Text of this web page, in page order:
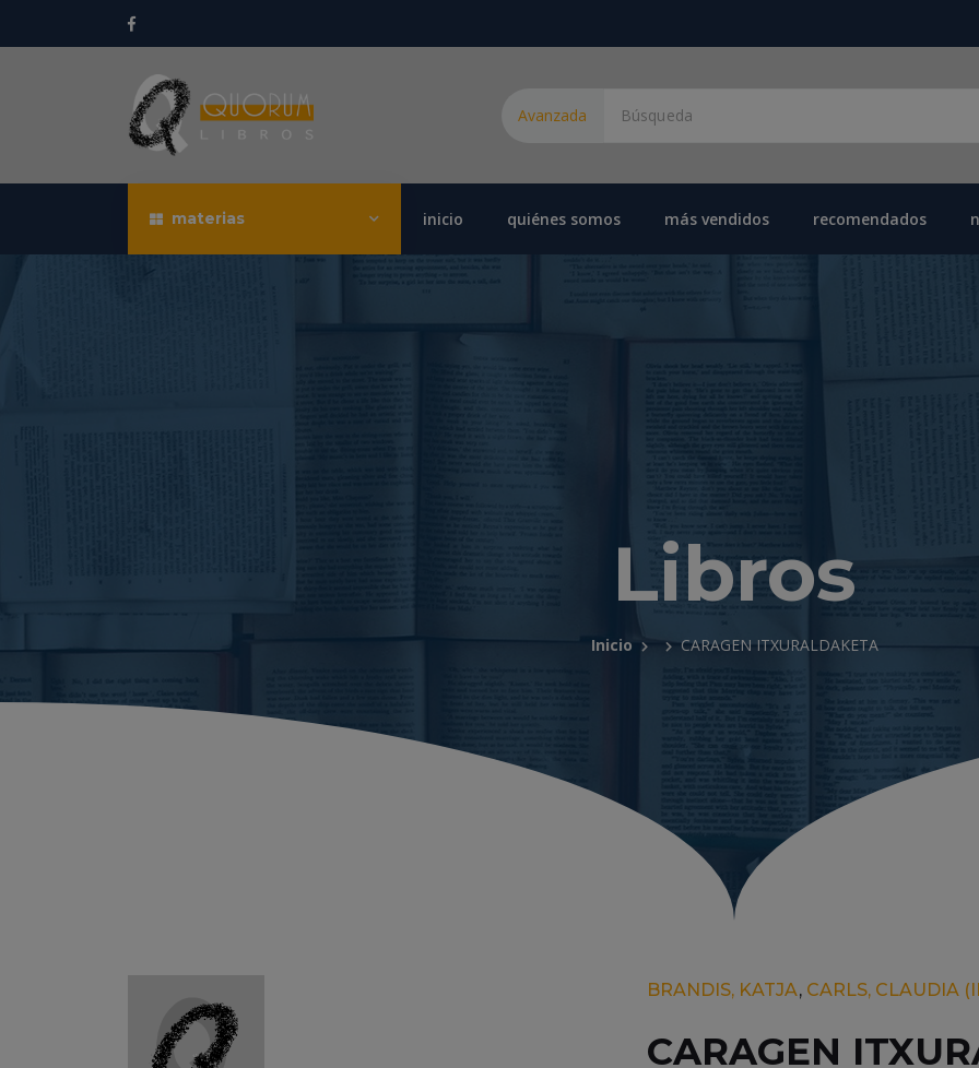
Avanzada
materias inicio quiénes somos más vendidos recomendados
Libros
Inicio CARAGEN ITXURALDAKETA
BRANDIS, KATJA, CARLS, CLAUDIA
CARAGEN